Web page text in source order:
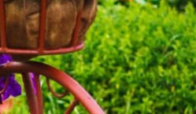
таблетках и в грунте.